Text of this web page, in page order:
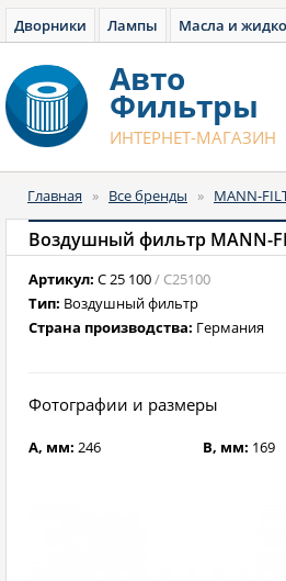
Дворники Лампы Масла и
Авто
Фильтры
ИНТЕРНЕТ-МАГАЗИН
Главная » Все бренды » MANN-
Воздушный фильтр MANN-
Артикул: C 25 100/ C25100
Тип: Воздушный фильтр
Страна производства: Германия
Фотографии и размеры
A, мм: 246 B, мм: 169